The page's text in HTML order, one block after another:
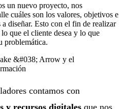
un nuevo proyecto, nos
cuáles son los valores, objetivos e
diseñar. Esto con el fin de realizar
que el cliente desea y lo que
problemática.
contamos con
y recursos digitales que nos